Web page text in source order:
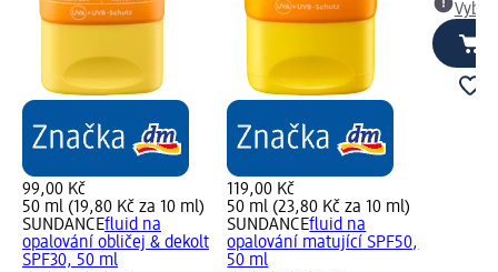
99,00 Kč
50 ml (19,80 Kč za 10 ml)
SUNDANCEfluid na
opalování obličej & dekolt
SPF30, 50 ml
119,00 Kč
50 ml (23,80 Kč za 10 ml)
SUNDANCEfluid na
opalování matující SPF50,
50 ml